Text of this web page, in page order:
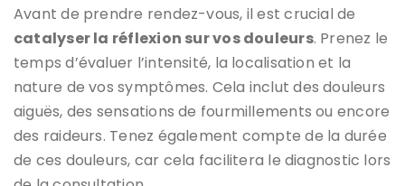
Avant de prendre rendez-vous, il est crucial de
catalyser la réflexion sur vos douleurs. Prenez le
temps d’évaluer l’intensité, la localisation et la
nature de vos symptômes. Cela inclut des douleurs
aiguës, des sensations de fourmillements ou encore
des raideurs. Tenez également compte de la durée
de ces douleurs, car cela facilitera le diagnostic lors